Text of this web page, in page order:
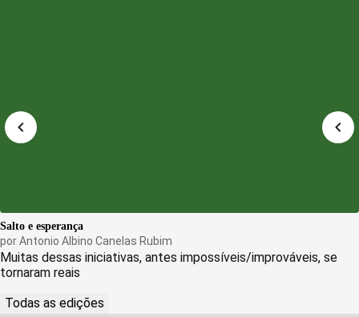
Salto e esperança
porAntonio Albino Canelas Rubim
Muitas dessas iniciativas, antes impossíveis/improváveis, se
tornaram reais
Todas as edições